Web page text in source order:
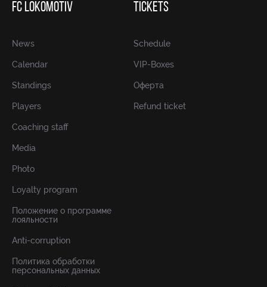
FC LOKOMOTIV
News
Calendar
Standings
Players
Coaching staff
Media
Photo
Loyalty program
Положение о программе
лояльности
Anti-corruption
Политика обработки
персональных данных
TICKETS
Schedule
VIP-Boxes
Оферта
Refund ticket